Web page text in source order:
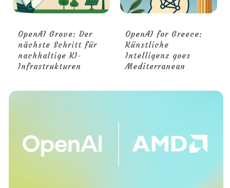
OpenAI Grove: Der
nächste Schritt für
nachhaltige KI-
Infrastrukturen
OpenAI for Greece:
Künstliche
Intelligenz goes
Mediterranean